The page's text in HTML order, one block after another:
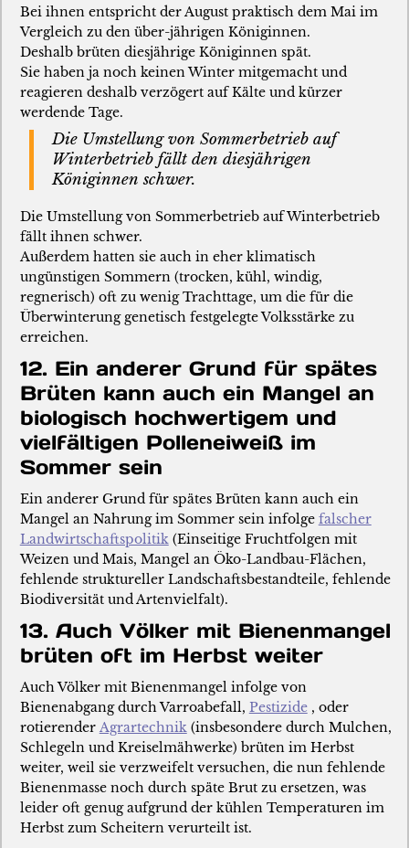
Bei ihnen entspricht der August praktisch dem Mai im
Vergleich zu den über-jährigen Königinnen.
Deshalb brüten diesjährige Königinnen spät.
Sie haben ja noch keinen Winter mitgemacht und
reagieren deshalb verzögert auf Kälte und kürzer
werdende Tage.
Die Umstellung von Sommerbetrieb auf
Winterbetrieb fällt den diesjährigen
Königinnen schwer.
Die Umstellung von Sommerbetrieb auf Winterbetrieb
fällt ihnen schwer.
Außerdem hatten sie auch in eher klimatisch
ungünstigen Sommern (trocken, kühl, windig,
regnerisch) oft zu wenig Trachttage, um die für die
Überwinterung genetisch festgelegte Volksstärke zu
erreichen.
12. Ein anderer Grund für spätes
Brüten kann auch ein Mangel an
biologisch hochwertigem und
vielfältigen Polleneiweiß im
Sommer sein
Ein anderer Grund für spätes Brüten kann auch ein
Mangel an Nahrung im Sommer sein infolge falscher
Landwirtschaftspolitik(Einseitige Fruchtfolgen mit
Weizen und Mais, Mangel an Öko-Landbau-Flächen,
fehlende struktureller Landschaftsbestandteile, fehlende
Biodiversität und Artenvielfalt).
13. Auch Völker mit Bienenmangel
brüten oft im Herbst weiter
Auch Völker mit Bienenmangel infolge von
Bienenabgang durch Varroabefall, Pestizide, oder
rotierender Agrartechnik(insbesondere durch Mulchen,
Schlegeln und Kreiselmähwerke) brüten im Herbst
weiter, weil sie verzweifelt versuchen, die nun fehlende
Bienenmasse noch durch späte Brut zu ersetzen, was
leider oft genug aufgrund der kühlen Temperaturen im
Herbst zum Scheitern verurteilt ist.